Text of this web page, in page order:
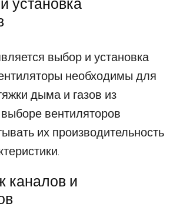
установка
выбор и установка
необходимы для
дыма и газов из
вентиляторов
их производительность
каналов и